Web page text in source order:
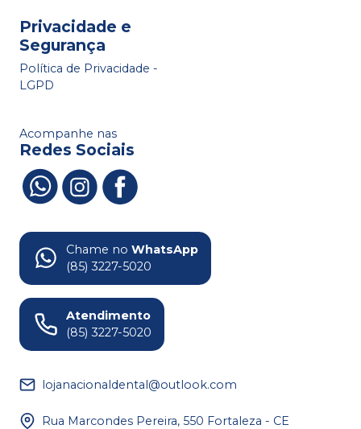
Privacidade e
Segurança
Política de Privacidade -
LGPD
Acompanhe nas
Redes Sociais
Chame no WhatsApp
(85) 3227-5020
Atendimento
(85) 3227-5020
lojanacionaldental@outlook.com
Rua Marcondes Pereira, 550 Fortaleza - CE